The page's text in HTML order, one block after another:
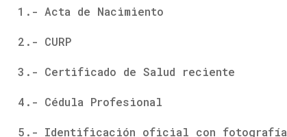
1.- Acta de Nacimiento
2.- CURP
3.- Certificado de Salud reciente
4.- Cédula Profesional
5.- Identificación oficial con fotografía